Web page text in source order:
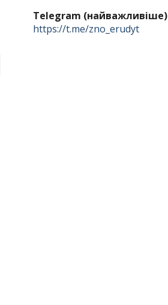
Telegram (найважливіше)
https://t.me/zno_erudyt